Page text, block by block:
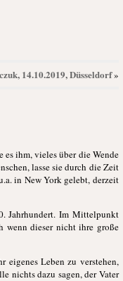
14.10.2019, Düsseldorf»
ihm, vieles über die Wende
lasse sie durch die Zeit
in New York gelebt, derzeit
Jahrhundert. Im Mittelpunkt
wenn dieser nicht ihre große
eigenes Leben zu verstehen,
nichts dazu sagen, der Vater